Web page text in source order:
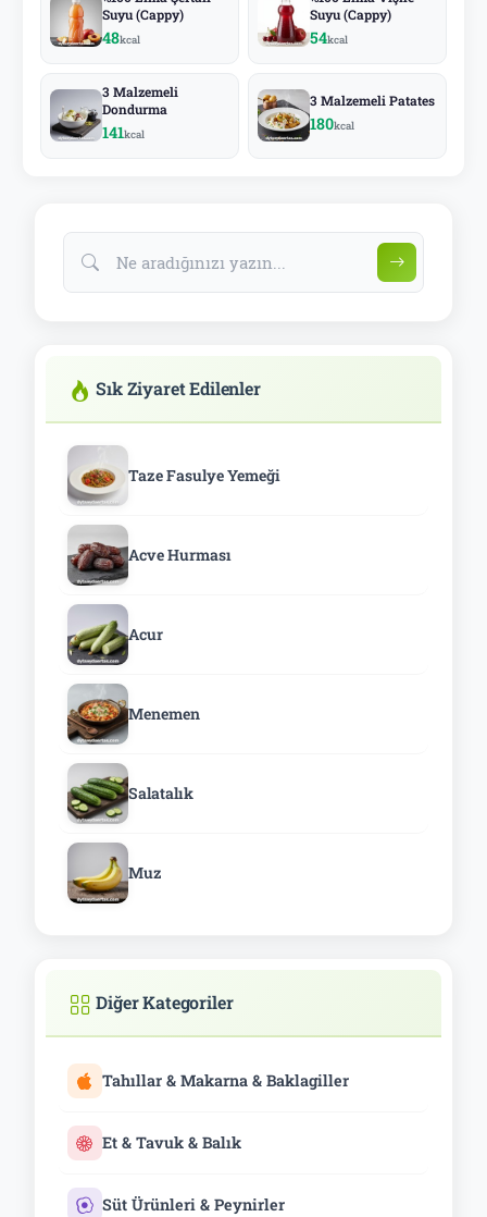
Suyu (Cappy)
48kcal
Suyu (Cappy)
54kcal
3 Malzemeli
Dondurma
141kcal
3 Malzemeli Patates
180kcal
Sık Ziyaret Edilenler
Taze Fasulye Yemeği
Acve Hurması
Acur
Menemen
Salatalık
Muz
Diğer Kategoriler
Tahıllar & Makarna & Baklagiller
Et & Tavuk & Balık
Süt Ürünleri & Peynirler